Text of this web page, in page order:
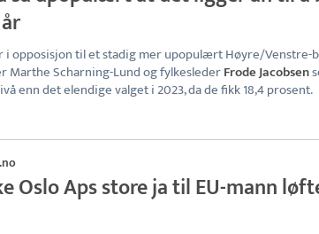
i opposisjon til et stadig mer upopulært Høyre/Venstre-
Marthe Scharning-Lund og fylkeslederFrode Jacobsen
enn det elendige valget i 2023, da de fikk 18,4 prosent.
Oslo Aps store ja til EU-mann